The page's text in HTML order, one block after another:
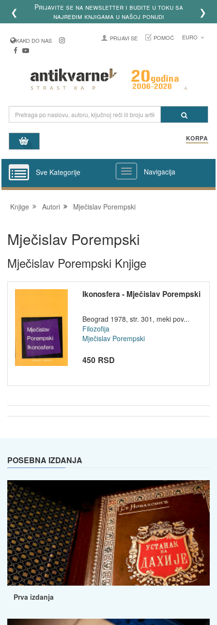
❮
Prijavite se na newsletter i budite u toku sa
najređim knjigama u našoj ponudi
❯
KAKO DO NAS PRIJAVI SE POMOĆ EURO
KORPA
Sve Kategorije Navigacija
Knjige Autori Mječislav Porempski
Mječislav Porempski
Mječislav Porempski Knjige
Ikonosfera - Mječislav Porempski
Beograd 1978, str. 301, meki pov...
Filozofija
Mječislav Porempski
450 RSD
POSEBNA IZDANJA
Prva izdanja